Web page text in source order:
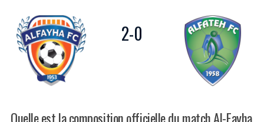
2-0
Quelle est la composition officielle du match Al-Fayha